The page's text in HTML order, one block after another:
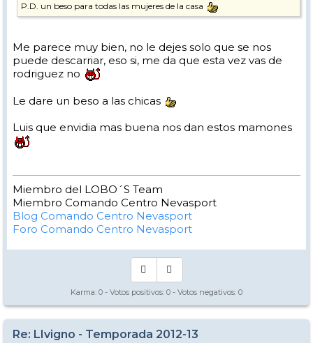
P.D. un beso para todas las mujeres de la casa
Me parece muy bien, no le dejes solo que se nos
puede descarriar, eso si, me da que esta vez vas de
rodriguez no
Le dare un beso a las chicas
Luis que envidia mas buena nos dan estos mamones
Miembro del LOBO´S Team
Miembro Comando Centro Nevasport
Blog Comando Centro Nevasport
Foro Comando Centro Nevasport
Karma: 0 - Votos positivos: 0 - Votos negativos: 0
Re: LIvigno - Temporada 2012-13